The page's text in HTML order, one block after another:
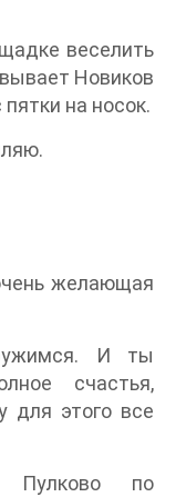
веселить
Новиков
на носок.
желающая
И ты
счастья,
для этого все
Пулково по